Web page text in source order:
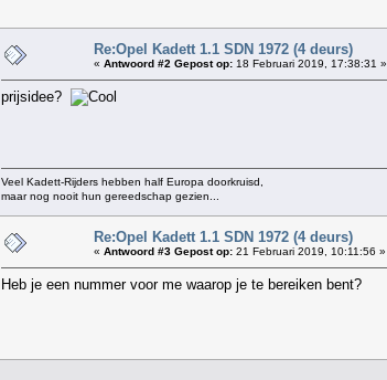
Re:Opel Kadett 1.1 SDN 1972 (4 deurs)
« Antwoord #2 Gepost op: 18 Februari 2019, 17:38:31 »
prijsidee?
Veel Kadett-Rijders hebben half Europa doorkruisd,
maar nog nooit hun gereedschap gezien...
Re:Opel Kadett 1.1 SDN 1972 (4 deurs)
« Antwoord #3 Gepost op: 21 Februari 2019, 10:11:56 »
Heb je een nummer voor me waarop je te bereiken bent?